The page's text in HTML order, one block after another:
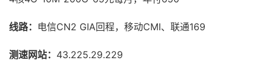
线路： 电信CN2 GIA回程，移动CMI、联通169
测速网站： 43.225.29.229